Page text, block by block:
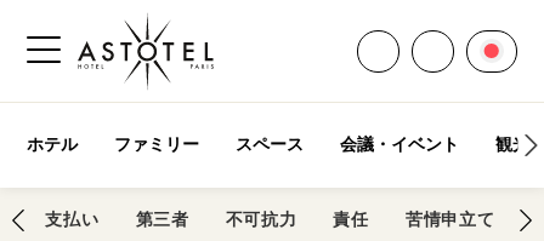
サイドメニューを開く
すべての連絡先を
お電話くだ
言語
ホテル ファミリー スペース 会議・イベント 観光
支払い 第三者 不可抗力 責任 苦情申立て